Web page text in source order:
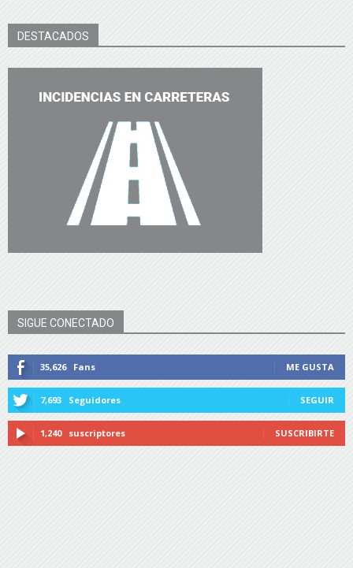
DESTACADOS
SIGUE CONECTADO
35,626 Fans ME GUSTA
7,693 Seguidores SEGUIR
1,240 suscriptores SUSCRIBIRTE